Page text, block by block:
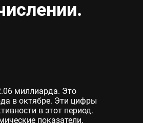
миллиарда. Это
в октябре. Эти цифры
в этот период.
показатели,